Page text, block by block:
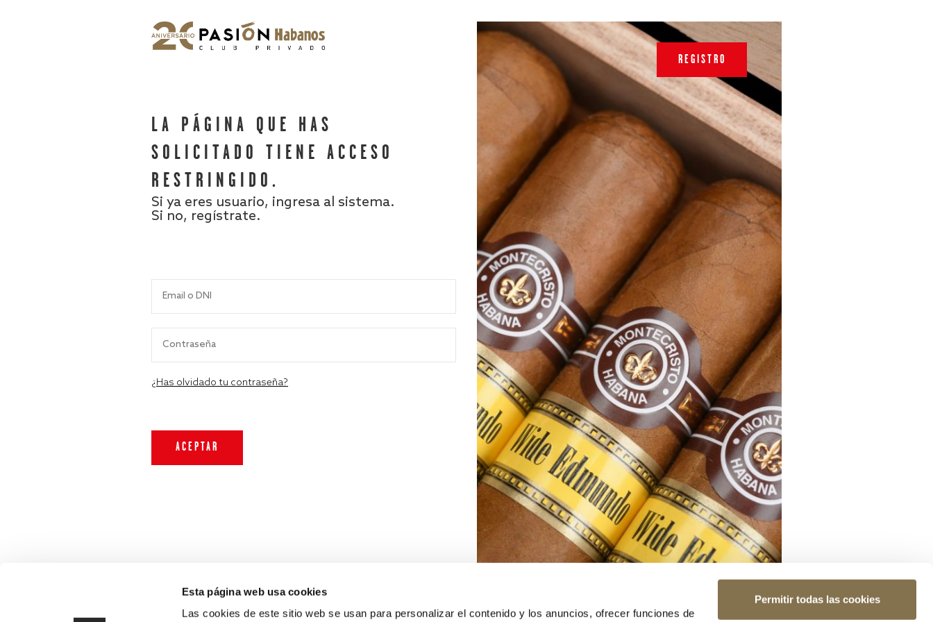
Esta página web usa cookies
Las cookies de este sitio web se usan para personalizar el contenido y los anuncios, ofrecer funciones de
Permitir todas las cookies
LA PÁGINA QUE HAS
SOLICITADO TIENE ACCESO
RESTRINGIDO.
Si ya eres usuario, ingresa al sistema.
Si no, regístrate.
¿Has olvidado tu contraseña?
REGISTRO